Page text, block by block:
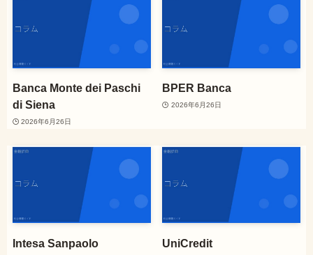
Banca Monte dei Paschi
di Siena
2026年6月26日
BPER Banca
2026年6月26日
Intesa Sanpaolo UniCredit